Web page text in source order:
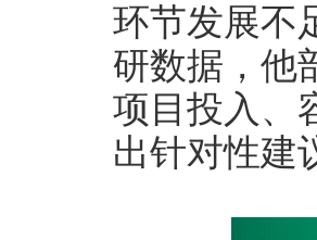
环节发展不
研数据，他
项目投入、
出针对性建